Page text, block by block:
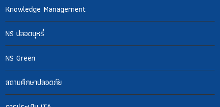
Knowledge Management
NS ปลอดบุหรี่
NS Green
สถานศึกษาปลอดภัย